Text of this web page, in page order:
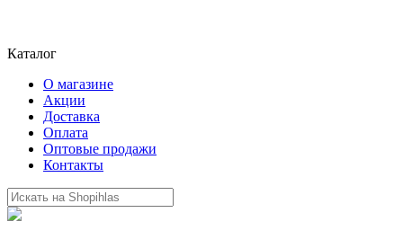
Каталог
О магазине
Акции
Доставка
Оплата
Оптовые продажи
Контакты